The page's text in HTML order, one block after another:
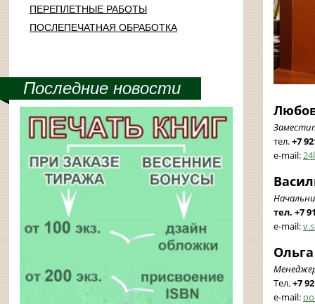
ПЕРЕПЛЕТНЫЕ РАБОТЫ
ПОСЛЕПЕЧАТНАЯ ОБРАБОТКА
Последние новости
тел.+7
e-mail:
тел. +7
e-mail:
Тел.+7
e-mail: